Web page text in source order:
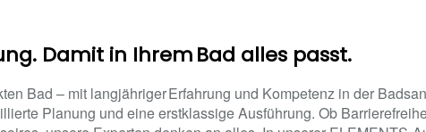
Damit in Ihrem Bad alles passt.
Bad – mit langjähriger Erfahrung und Kompetenz in der
Planung und eine erstklassige Ausführung. Ob